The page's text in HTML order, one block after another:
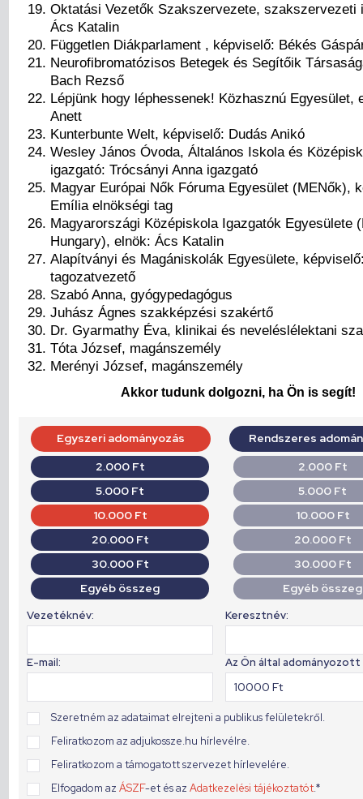
Oktatási Vezetők Szakszervezete, szakszervezeti
Ács Katalin
Független Diákparlament , képviselő: Békés
Neurofibromatózisos Betegek és Segítőik
Bach Rezső
Lépjünk hogy léphessenek! Közhasznú Egyesület,
Anett
Kunterbunte Welt, képviselő: Dudás Anikó
Wesley János Óvoda, Általános Iskola és
igazgató: Trócsányi Anna igazgató
Magyar Európai Nők Fóruma Egyesület (MENők),
Emília elnökségi tag
Magyarországi Középiskola Igazgatók Egyesülete
Hungary), elnök: Ács Katalin
Alapítványi és Magániskolák Egyesülete,
tagozatvezető
Szabó Anna, gyógypedagógus
Juhász Ágnes szakképzési szakértő
Dr. Gyarmathy Éva, klinikai és neveléslélektani
Tóta József, magánszemély
Merényi József, magánszemély
Akkor tudunk dolgozni, ha Ön is segít!